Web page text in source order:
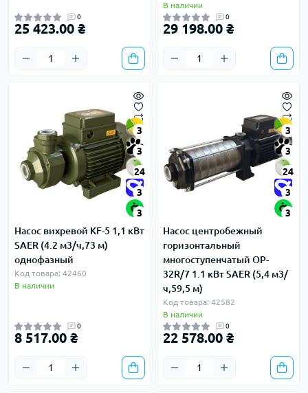
0
25 423.00 ₴
В наличии
0
29 198.00 ₴
3
3
24
3
3
Насос вихревой KF-5 1,1 кВт
SAER (4.2 м3/ч,73 м)
однофазный
Код товара: 42460
В наличии
0
8 517.00 ₴
3
3
24
3
3
Насос центробежный
горизонтальный
многоступенчатый OP-
32R/7 1.1 кВт SAER (5,4 м3/
ч,59,5 м)
Код товара: 42582
В наличии
0
22 578.00 ₴